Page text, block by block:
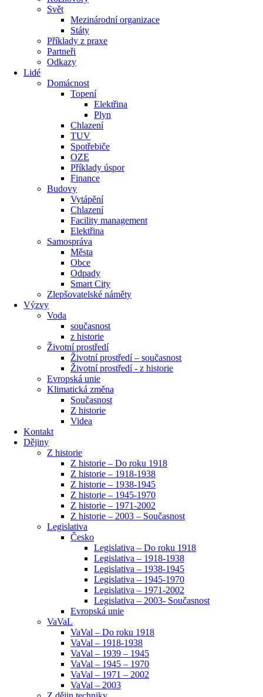
Svět
Mezinárodní organizace
Státy
Příklady z praxe
Partneři
Odkazy
Lidé
Domácnost
Topení
Elektřina
Plyn
Chlazení
TUV
Spotřebiče
OZE
Příklady úspor
Finance
Budovy
Vytápění
Chlazení
Facility management
Elektřina
Samospráva
Města
Obce
Odpady
Smart City
Zlepšovatelské náměty
Výzvy
Voda
současnost
z historie
Životní prostředí
Životní prostředí – současnost
Životní prostředí ​- z historie
Evropská unie
Klimatická změna
Současnost
Z historie
Videa
Kontakt
Dějiny
Z historie
Z historie – Do roku 1918
Z historie – 1918-1938
Z historie – 1938-1945
Z historie – 1945-1970
Z historie – 1971-2002
Z historie – 2003 – Současnost
Legislativa
Česko
Legislativa – Do roku 1918
Legislativa – 1918-1938
Legislativa – 1938-1945
Legislativa – 1945-1970
Legislativa – 1971-2002
Legislativa – 2003- Současnost
Evropská unie
VaVaL
VaVal – Do roku 1918
VaVal – 1918-1938
VaVal – 1939 – 1945
VaVal – 1945 – 1970
VaVal – 1971 – 2002
VaVal – 2003